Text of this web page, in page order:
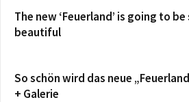
The new ‘Feuerland’ is going to be
beautiful
So schön wird das neue
+ Galerie